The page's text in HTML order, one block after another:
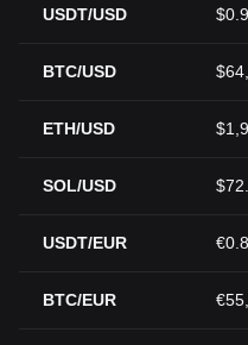
USDT/USD
BTC/USD
ETH/USD
SOL/USD
USDT/EUR
BTC/EUR